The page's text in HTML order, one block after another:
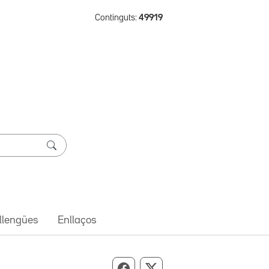
Continguts: 49919
Enllaços